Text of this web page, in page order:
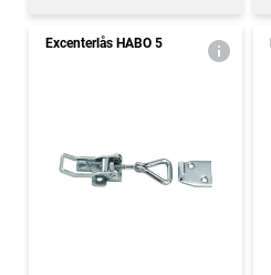
Excenterlås HABO 5